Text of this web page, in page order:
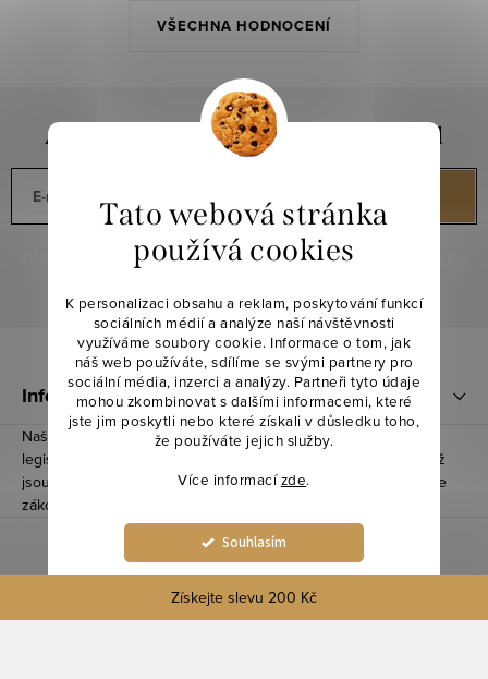
Tato webová stránka
používá cookies
K personalizaci obsahu a reklam, poskytování funkcí
sociálních médií a analýze naší návštěvnosti
využíváme soubory cookie. Informace o tom, jak
náš web používáte, sdílíme se svými partnery pro
sociální média, inzerci a analýzy. Partneři tyto údaje
mohou zkombinovat s dalšími informacemi, které
jste jim poskytli nebo které získali v důsledku toho,
že používáte jejich služby.
Více informacízde.
Souhlasím
Nastavení
VŠECHNA HODNOCENÍ
Aktuální novinky a slevy na váš e-mail
E-mail
Vložením e-mailu souhlasíte spodmínkami ochrany osobních údajů
Informace pro vás
Naše produkty splnily všechny nezbytné podmínky, včetně
legislativních požadavků a informačních povinností, díky čemuž
jsou registrované a notifikované u Ministerstva Zemědělství dle
zákona č. 110/1997 Sb.
Získejte slevu 200 Kč